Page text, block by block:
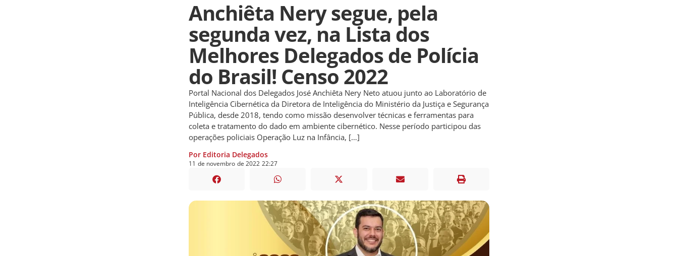
Anchiêta Nery segue, pela
segunda vez, na Lista dos
Melhores Delegados de Polícia
do Brasil! Censo 2022
Portal Nacional dos Delegados José Anchiêta Nery Neto atuou junto ao Laboratório de
Inteligência Cibernética da Diretora de Inteligência do Ministério da Justiça e Segurança
Pública, desde 2018, tendo como missão desenvolver técnicas e ferramentas para
coleta e tratamento do dado em ambiente cibernético. Nesse período participou das
operações policiais Operação Luz na Infância, […]
Por Editoria Delegados
11 de novembro de2022 22:27